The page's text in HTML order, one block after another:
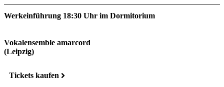
Werkeinführung 18:30 Uhr im Dormitorium
Vokalensemble amarcord
(Leipzig)
Tickets kaufen